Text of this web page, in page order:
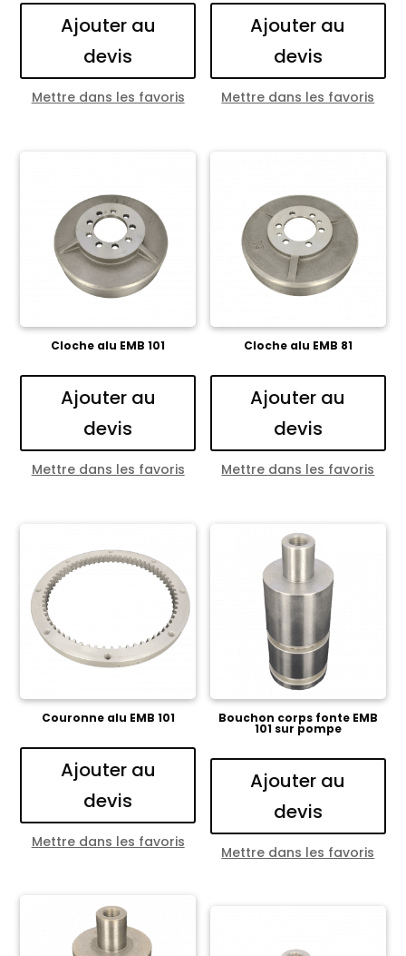
Ajouter au
devis
Mettre dans les favoris
Ajouter au
devis
Mettre dans les favoris
Cloche alu EMB 101
Ajouter au
devis
Mettre dans les favoris
Cloche alu EMB 81
Ajouter au
devis
Mettre dans les favoris
Couronne alu EMB 101
Ajouter au
devis
Mettre dans les favoris
Bouchon corps fonte EMB
101 sur pompe
Ajouter au
devis
Mettre dans les favoris